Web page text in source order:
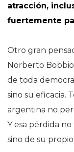
atracción,
fuertemente
Otro gran
Norberto
de toda
sino su eficacia.
argentina no
Y esa pérdida
sino de su